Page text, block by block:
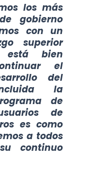
los más
gobierno
con un
superior
está bien
el
del
la
de
de
es como
a todos
continuo